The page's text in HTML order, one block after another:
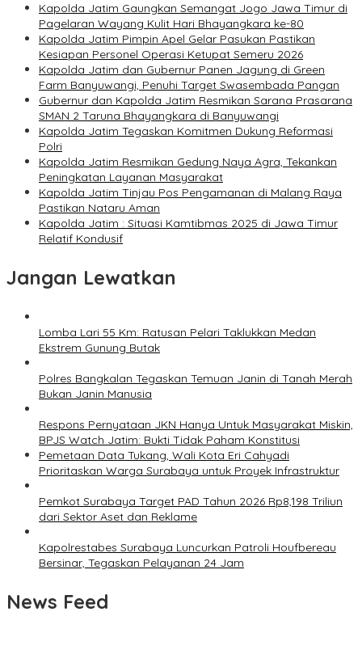
Kapolda Jatim Gaungkan Semangat Jogo Jawa Timur di
Pagelaran Wayang Kulit Hari Bhayangkara ke-80
Kapolda Jatim Pimpin Apel Gelar Pasukan Pastikan
Kesiapan Personel Operasi Ketupat Semeru 2026
Kapolda Jatim dan Gubernur Panen Jagung di Green
Farm Banyuwangi, Penuhi Target Swasembada Pangan
Gubernur dan Kapolda Jatim Resmikan Sarana Prasarana
SMAN 2 Taruna Bhayangkara di Banyuwangi
Kapolda Jatim Tegaskan Komitmen Dukung Reformasi
Polri
Kapolda Jatim Resmikan Gedung Naya Agra, Tekankan
Peningkatan Layanan Masyarakat
Kapolda Jatim Tinjau Pos Pengamanan di Malang Raya
Pastikan Nataru Aman
Kapolda Jatim : Situasi Kamtibmas 2025 di Jawa Timur
Relatif Kondusif
Jangan Lewatkan
Lomba Lari 55 Km: Ratusan Pelari Taklukkan Medan
Ekstrem Gunung Butak
Polres Bangkalan Tegaskan Temuan Janin di Tanah Merah
Bukan Janin Manusia
Respons Pernyataan JKN Hanya Untuk Masyarakat Miskin,
BPJS Watch Jatim: Bukti Tidak Paham Konstitusi
Pemetaan Data Tukang, Wali Kota Eri Cahyadi
Prioritaskan Warga Surabaya untuk Proyek Infrastruktur
Pemkot Surabaya Target PAD Tahun 2026 Rp8,198 Triliun
dari Sektor Aset dan Reklame
Kapolrestabes Surabaya Luncurkan Patroli Houfbereau
Bersinar, Tegaskan Pelayanan 24 Jam
News Feed